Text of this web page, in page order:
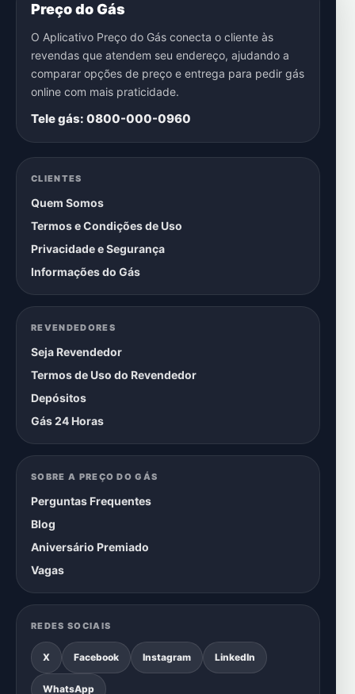
Preço do Gás
O Aplicativo Preço do Gás conecta o cliente às
revendas que atendem seu endereço, ajudando a
comparar opções de preço e entrega para pedir gás
online com mais praticidade.
Tele gás: 0800-000-0960
CLIENTES
Quem Somos
Termos e Condições de Uso
Privacidade e Segurança
Informações do Gás
REVENDEDORES
Seja Revendedor
Termos de Uso do Revendedor
Depósitos
Gás 24 Horas
SOBRE A PREÇO DO GÁS
Perguntas Frequentes
Blog
Aniversário Premiado
Vagas
REDES SOCIAIS
X Facebook Instagram LinkedIn
WhatsApp